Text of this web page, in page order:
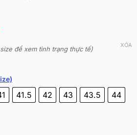
để xem tình trạng thực tế)
41.5 42 43 43.5
44
XÓA
v2 'Christmas' ABAV045-10 | Chính Hãng